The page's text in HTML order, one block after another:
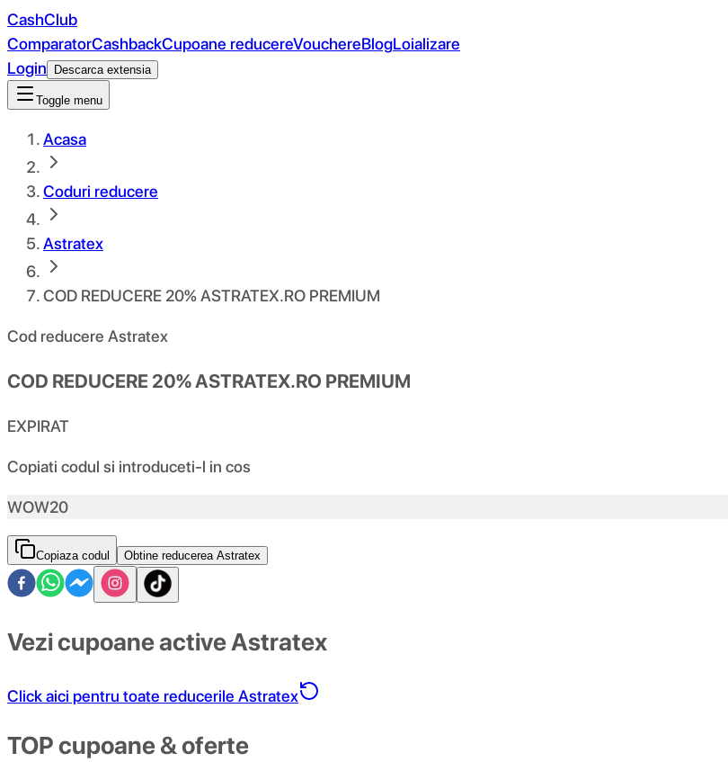
CashClub
ComparatorCashbackCupoane reducereVouchereBlogLoializare
Login
Descarca extensia
Toggle menu
Acasa
Coduri reducere
Astratex
COD REDUCERE 20% ASTRATEX.RO PREMIUM
Cod reducere Astratex
COD REDUCERE 20% ASTRATEX.RO PREMIUM
EXPIRAT
Copiati codul si introduceti-l in cos
WOW20
Copiaza codul Obtine reducerea Astratex
Vezi cupoane active Astratex
Click aici pentru toate reducerile Astratex
TOP cupoane & oferte